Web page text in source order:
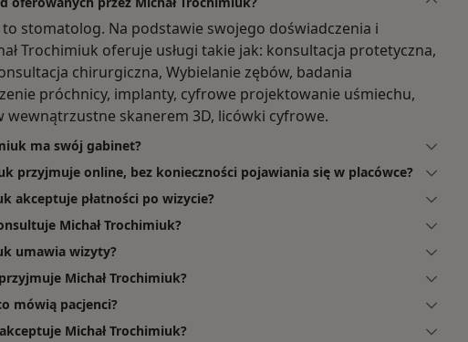
to stomatolog. Na podstawie swojego doświadczenia i
Trochimiuk oferuje usługi takie jak: konsultacja protetyczna,
chirurgiczna, Wybielanie zębów, badania
próchnicy, implanty, cyfrowe projektowanie uśmiechu,
wewnątrzustne skanerem 3D, licówki cyfrowe.
ma swój gabinet?
przyjmuje online, bez konieczności pojawiania się w placówce?
akceptuje płatności po wizycie?
Michał Trochimiuk?
umawia wizyty?
Michał Trochimiuk?
mówią pacjenci?
Michał Trochimiuk?